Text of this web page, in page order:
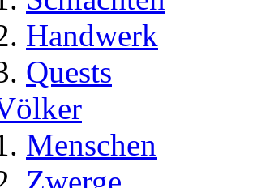
Handwerk
Quests
Menschen
Zwerge